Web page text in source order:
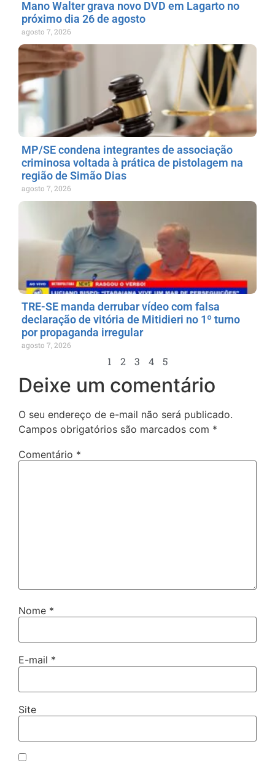
Mano Walter grava novo DVD em Lagarto no
próximo dia 26 de agosto
agosto 7, 2026
MP/SE condena integrantes de associação
criminosa voltada à prática de pistolagem na
região de Simão Dias
agosto 7, 2026
TRE-SE manda derrubar vídeo com falsa
declaração de vitória de Mitidieri no 1º turno
por propaganda irregular
agosto 7, 2026
1 2 3 4 5
Deixe um comentário
O seu endereço de e-mail não será publicado.
Campos obrigatórios são marcados com *
Comentário *
Nome *
E-mail *
Site